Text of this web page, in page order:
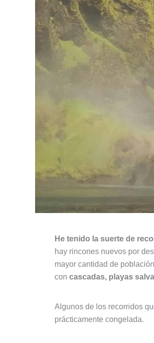
He tenido la suerte de
hay rincones nuevos por
mayor cantidad de
con cascadas, playas
Algunos de los recorridos
prácticamente congelada.